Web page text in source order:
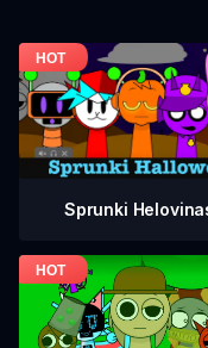
Sprunki